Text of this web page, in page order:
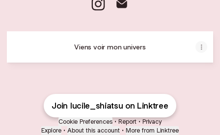
Viens voir mon univers
Join lucile_shiatsu on Linktree
Cookie Preferences • Report • Privacy
Explore • About this account • More from Linktree